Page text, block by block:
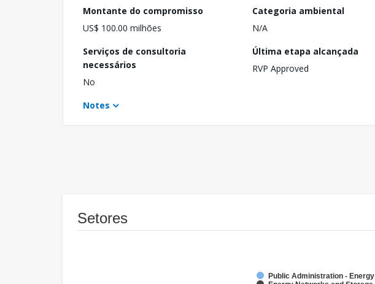
Montante do compromisso
US$ 100.00 milhões
Categoria ambiental
N/A
Serviços de consultoria
necessários
No
Última etapa alcançada
RVP Approved
Notes
Setores
Public Administration - Energy